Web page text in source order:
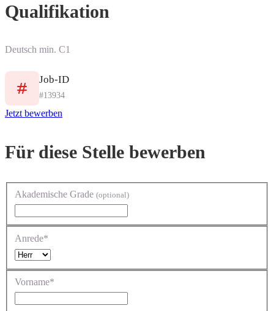
Qualifikation
Deutsch min. C1
Job-ID
#13934
Jetzt bewerben
Für diese Stelle bewerben
Akademische Grade (optional)
Anrede*
Vorname*